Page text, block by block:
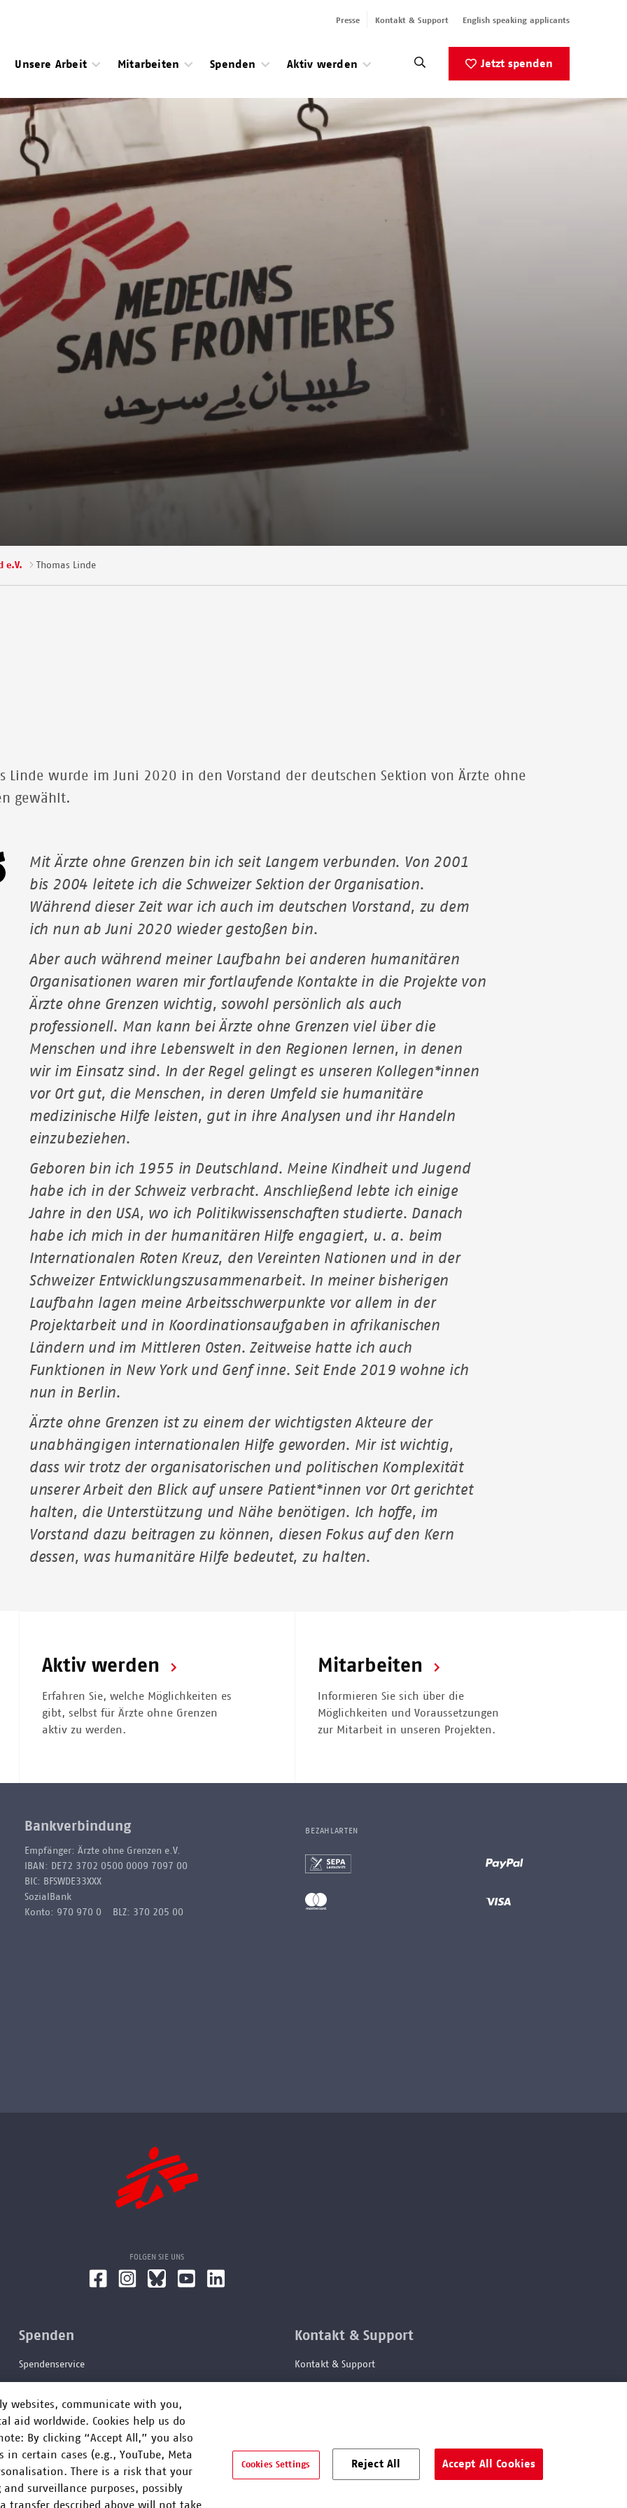
Unsere Arbeit Mitarbeiten Spenden Aktiv werden
Presse Kontakt & Support English speaking applicants
Jetzt spenden
e.V. Thomas Linde
Linde wurde im Juni 2020 in den Vorstand der deutschen Sektion von Ärzte ohne
gewählt.
Mit Ärzte ohne Grenzen bin ich seit Langem verbunden. Von 2001
bis 2004 leitete ich die Schweizer Sektion der Organisation.
Während dieser Zeit war ich auch im deutschen Vorstand, zu dem
ich nun ab Juni 2020 wieder gestoßen bin.
Aber auch während meiner Laufbahn bei anderen humanitären
Organisationen waren mir fortlaufende Kontakte in die Projekte von
Ärzte ohne Grenzen wichtig, sowohl persönlich als auch
professionell. Man kann bei Ärzte ohne Grenzen viel über die
Menschen und ihre Lebenswelt in den Regionen lernen, in denen
wir im Einsatz sind. In der Regel gelingt es unseren Kollegen*innen
vor Ort gut, die Menschen, in deren Umfeld sie humanitäre
medizinische Hilfe leisten, gut in ihre Analysen und ihr Handeln
einzubeziehen.
Geboren bin ich 1955 in Deutschland. Meine Kindheit und Jugend
habe ich in der Schweiz verbracht. Anschließend lebte ich einige
Jahre in den USA, wo ich Politikwissenschaften studierte. Danach
habe ich mich in der humanitären Hilfe engagiert, u. a. beim
Internationalen Roten Kreuz, den Vereinten Nationen und in der
Schweizer Entwicklungszusammenarbeit. In meiner bisherigen
Laufbahn lagen meine Arbeitsschwerpunkte vor allem in der
Projektarbeit und in Koordinationsaufgaben in afrikanischen
Ländern und im Mittleren Osten. Zeitweise hatte ich auch
Funktionen in New York und Genf inne. Seit Ende 2019 wohne ich
nun in Berlin.
Ärzte ohne Grenzen ist zu einem der wichtigsten Akteure der
unabhängigen internationalen Hilfe geworden. Mir ist wichtig,
dass wir trotz der organisatorischen und politischen Komplexität
unserer Arbeit den Blick auf unsere Patient*innen vor Ort gerichtet
halten, die Unterstützung und Nähe benötigen. Ich hoffe, im
Vorstand dazu beitragen zu können, diesen Fokus auf den Kern
dessen, was humanitäre Hilfe bedeutet, zu halten.
Aktiv werden
Erfahren Sie, welche Möglichkeiten es
gibt, selbst für Ärzte ohne Grenzen
aktiv zu werden.
Mitarbeiten
Informieren Sie sich über die
Möglichkeiten und Voraussetzungen
zur Mitarbeit in unseren Projekten.
Bankverbindung
Empfänger: Ärzte ohne Grenzen e.V.
IBAN: DE72 3702 0500 0009 7097 00
BIC: BFSWDE33XXX
SozialBank
Konto: 970 970 0 BLZ: 370 205 00
BEZAHLARTEN
FOLGEN SIE UNS
Spenden
Spendenservice
Kontakt & Support
Kontakt & Support
Barrierefreiheitserklärung
websites, communicate with you,
aid worldwide. Cookies help us do
By clicking “Accept All,” you also
certain cases (e.g., YouTube, Meta
There is a risk that your
surveillance purposes, possibly
transfer described above will not take
Cookies Settings Reject All Accept All Cookies